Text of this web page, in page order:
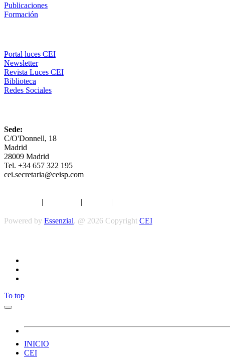
Publicaciones
Formación
Portal luces CEI
Newsletter
Revista Luces CEI
Biblioteca
Redes Sociales
Sede:
C/O'Donnell, 18
Madrid
28009 Madrid
Tel. +34 657 322 195
cei.secretaria@ceisp.com
| | |
Powered by Essenzial. @ 2026 Copyright CEI
To top
INICIO
CEI